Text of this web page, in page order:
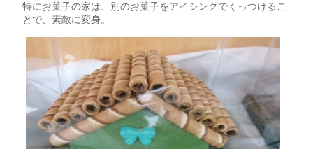
特にお菓子の家は、別のお菓子をアイシングでくっつけるこ
とで、素敵に変身。